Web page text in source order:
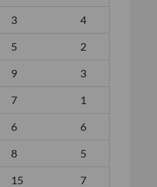
3 4
5 2
9 3
7 1
6 6
8 5
15 7